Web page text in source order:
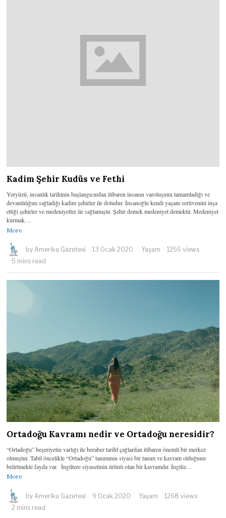
Kadim Şehir Kudüs ve Fethi
Yeryüzü, insanlık tarihinin başlangıcından itibaren insanın varoluşunu tamamladığı ve
devamlılığını sağladığı kadim şehirler ile doludur. İnsanoğlu kendi yaşam serüvenini inşa
ettiği şehirler ve medeniyetler ile sağlamıştır. Şehir demek medeniyet demektir. Medeniyet
kurmak…
More
byAmerika Gazetesi 13 Ocak 2020 Yaşam
1256 views
5 mins read
Ortadoğu Kavramı nedir ve Ortadoğu neresidir?
“Ortadoğu” beşeriyetin varlığı ile beraber tarihî çağlardan itibaren önemli bir merkez
olmuştur. Tabiî öncelikle “Ortadoğu” tanımının siyasi bir tanım ve kavram olduğunu
belirtmekte fayda var. İngiltere siyasetinin ürünü olan bir kavramdır. İngiliz…
More
byAmerika Gazetesi 9 Ocak 2020 Yaşam
1268 views
2 mins read